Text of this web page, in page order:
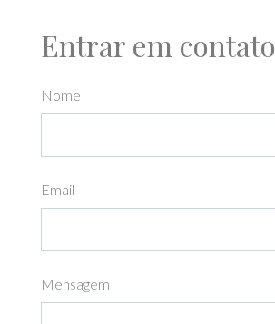
Entrar em contato
Nome
Email
Mensagem